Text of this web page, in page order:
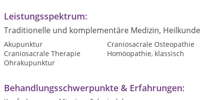
Leistungsspektrum:
Traditionelle und komplementäre Medizin, Heilkunde
Akupunktur
Craniosacrale Osteopathie
Craniosacrale Therapie
Homöopathie, klassisch
Ohrakupunktur
Behandlungsschwerpunkte & Erfahrungen: